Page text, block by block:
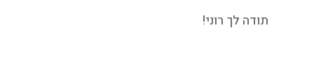
תודה לך רוני!